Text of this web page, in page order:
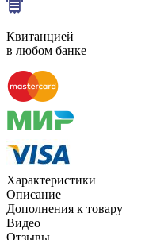
Квитанцией
в любом банке
Характеристики
Описание
Дополнения к товару
Видео